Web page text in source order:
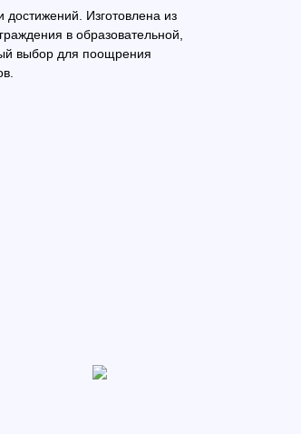
Изготовлена из
в образовательной,
выбор для поощрения